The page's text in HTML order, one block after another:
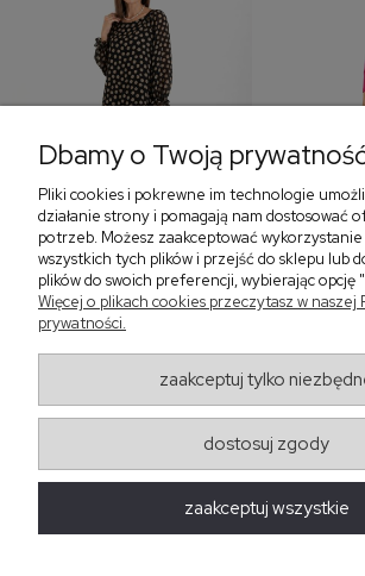
Sukienka z falbaną i
bufiastym rękawem w
405,30 zł
‹
Regulaminy
Obsługa zamówień
Dbamy o Twoją
Pliki cookies i pokrewne im technologie
działanie strony i pomagają nam dostosować
potrzeb. Możesz zaakceptować
wszystkich tych plików i przejść do sklepu lub
plików do swoich preferencji, wybierając opcję
Więcej o plikach cookies przeczytasz w naszej
prywatności.
zaakceptuj tylko
dostosuj zgody
zaakceptuj wszystkie